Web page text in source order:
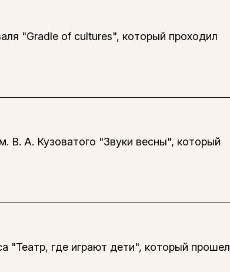
"Gradle of cultures", который проходил
В. А. Кузоватого "Звуки весны", который
"Театр, где играют дети", который прошел